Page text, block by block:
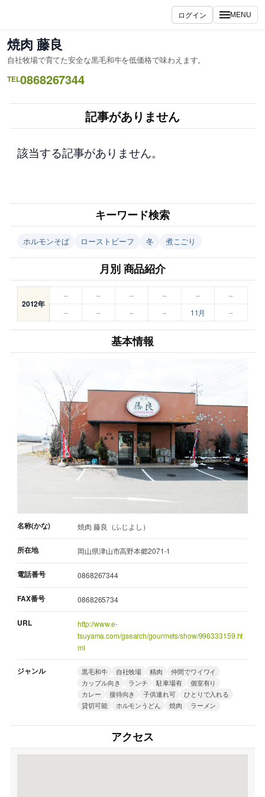
を
ス
キ
ッ
ログイン MENU
焼肉 藤良
自社牧場で育てた安全な黒毛和牛を低価格で味わえます。
TEL0868267344
記事がありません
該当する記事がありません。
キーワード検索
ホルモンそば ローストビーフ 冬 煮こごり
月別 商品紹介
2012年
– – – – –
–
–
– – – 11月 –
基本情報
名称(かな) 焼肉 藤良（ふじよし）
所在地 岡山県津山市高野本郷2071-1
電話番号 0868267344
FAX番号 0868265734
URL
http://www.e-
tsuyama.com/gsearch/gourmets/show/996333159.ht
ml
ジャンル 黒毛和牛 自社牧場 精肉
仲間でワイワイ
カップル向き
ランチ 駐車場有
個室有り
カレー
接待向き 子供連れ可
ひとりで入れる
貸切可能
ホルモンうどん 焼肉 ラーメン
アクセス